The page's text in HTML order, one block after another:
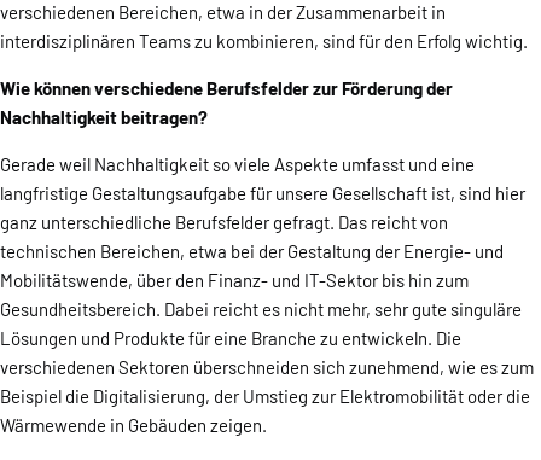
verschiedenen Bereichen, etwa in der Zusammenarbeit in
interdisziplinären Teams zu kombinieren, sind für den Erfolg wichtig.
Wie können verschiedene Berufsfelder zur Förderung der
Nachhaltigkeit beitragen?
Gerade weil Nachhaltigkeit so viele Aspekte umfasst und eine
langfristige Gestaltungsaufgabe für unsere Gesellschaft ist, sind hier
ganz unterschiedliche Berufsfelder gefragt. Das reicht von
technischen Bereichen, etwa bei der Gestaltung der Energie- und
Mobilitätswende, über den Finanz- und IT-Sektor bis hin zum
Gesundheitsbereich. Dabei reicht es nicht mehr, sehr gute singuläre
Lösungen und Produkte für eine Branche zu entwickeln. Die
verschiedenen Sektoren überschneiden sich zunehmend, wie es zum
Beispiel die Digitalisierung, der Umstieg zur Elektromobilität oder die
Wärmewende in Gebäuden zeigen.